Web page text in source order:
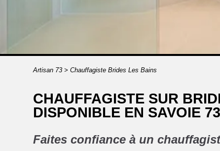
Artisan 73> Chauffagiste Brides Les Bains
CHAUFFAGISTE SUR
DISPONIBLE EN SAVOIE 73
Faites confiance à un